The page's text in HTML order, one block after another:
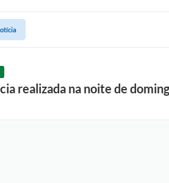
realizada na noite de